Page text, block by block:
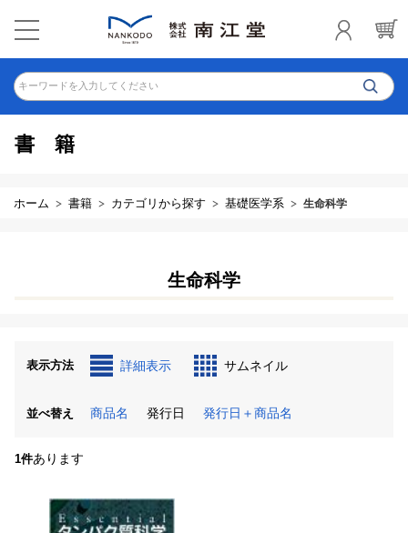
キーワードを入力してください
書籍
ホーム 書籍 カテゴリから探す 基礎医学系 生命科学
生命科学
表示方法 詳細表示 サムネイル
並べ替え 商品名 発行日 発行日＋商品名
1件あります